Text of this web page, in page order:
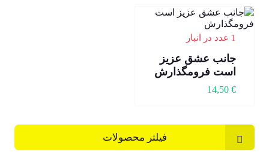
1 عدد در انبار
جانب عشق عزیز
است فرومگذارش
14,50 €
فیلتر محصولات